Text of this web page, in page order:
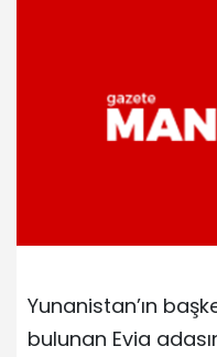
Yunanistan’ın
bulunan Evia